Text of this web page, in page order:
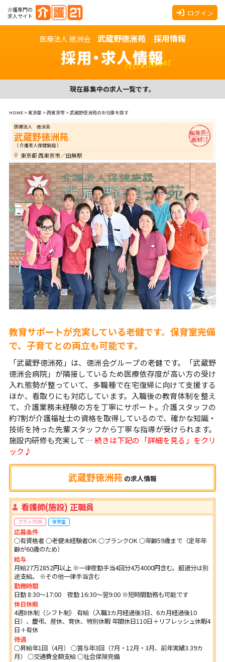
介護専門の
求人サイト
ログイン
医療法人 徳洲会 武蔵野徳洲苑 採用情報
採用・求人情報
recruitment
現在募集中の求人一覧です。
HOME>東京都 >西東京市>武蔵野徳洲苑のお仕事を探す
医療法人 徳洲会
武蔵野徳洲苑
（ 介護老人保健施設 ）
東京都 西東京市／田無駅
教育サポートが充実している老健です。保育室完備
で、子育てとの両立も可能です。
「武蔵野徳洲苑」は、徳洲会グループの老健です。「武蔵野
徳洲会病院」が隣接しているため医療依存度が高い方の受け
入れ態勢が整っていて、多職種で在宅復帰に向けて支援する
ほか、看取りにも対応しています。入職後の教育体制を整え
て、介護業務未経験の方を丁寧にサポート。介護スタッフの
約7割が介護福祉士の資格を取得しているので、確かな知識・
技術を持った先輩スタッフから丁寧な指導が受けられます。
施設内研修も充実して… 続きは下記の「詳細を見る」をクリ
ック♪
武蔵野徳洲苑 の求人情報
看護師(施設) 正職員
ブランクOK 保育室
応募条件
○有資格者 ○老健未経験者OK ○ブランクOK ○年齢59歳まで（定年年
齢が60歳のため）
給与
月給27万2852円以上 ※一律夜勤手当4回分4万4000円含む。超過分は別
途支給。 ※その他一律手当含む
勤務時間
日勤 8:30～17:00 夜勤 16:30～翌9:00 ※短時間勤務も可能です
休日休暇
4週8休制（シフト制） 有給（入職3カ月経過後3日、6カ月経過後10
日）、慶弔、産休、育休、特別休暇 年間休日110日＋リフレッシュ休暇4
日＋有休
待遇
○昇給年1回（4月） ○賞与年3回（7月・12月・3月、前年実績3.39カ
月） ○交通費全額支給 ○社会保険完備